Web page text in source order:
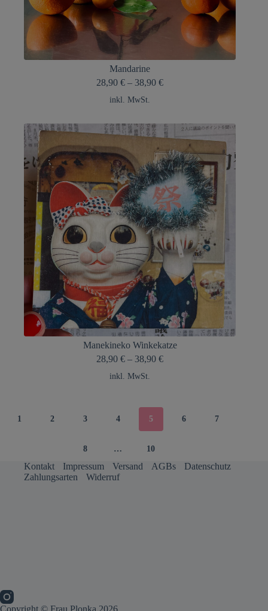
Mandarine
28,90€ – 38,90€
inkl. MwSt.
Manekineko Winkekatze
28,90€ – 38,90€
inkl. MwSt.
1 2 3 4 5 6 7
8 … 10
Kontakt Impressum Versand AGBs
Datenschutz
Zahlungsarten
Widerruf
Copyright © Frau Plonka 2026